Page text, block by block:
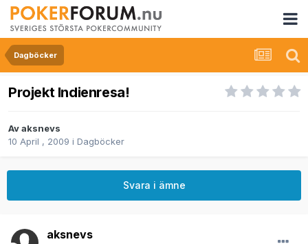
Dagböcker
Projekt Indienresa!
Avaksnevs
10 April , 2009 i Dagböcker
Svara i ämne
aksnevs